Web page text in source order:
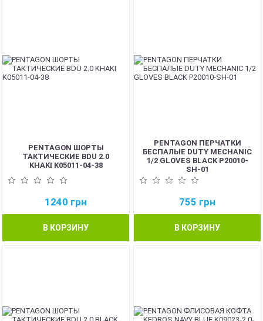
PENTAGON ШОРТЫ
ТАКТИЧЕСКИЕ BDU 2.0
KHAKI K05011-04-38
1240 грн
В КОРЗИНУ
PENTAGON ПЕРЧАТКИ
БЕСПАЛЫЕ DUTY MECHANIC
1/2 GLOVES BLACK P20010-
SH-01
755 грн
В КОРЗИНУ